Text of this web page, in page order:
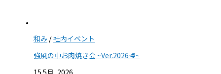
和み /社内イベント
強風の中お肉焼き会 ~Ver.2026🥩~
15 5月, 2026